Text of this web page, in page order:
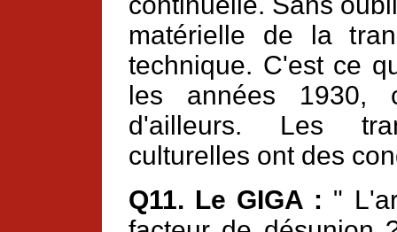
matérielle de la
technique. C'est ce
les années 1930,
d'ailleurs. Les
culturelles ont des
Q11. Le GIGA : "